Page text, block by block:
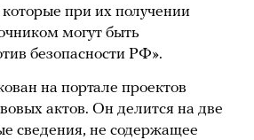
при их получении
могут быть
безопасности РФ».
на портале проектов
актов. Он делится на две
сведения, не содержащее